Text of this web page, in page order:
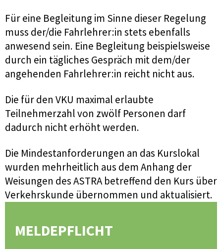
Für eine Begleitung im Sinne dieser Regelung
muss der/die Fahrlehrer:in stets ebenfalls
anwesend sein. Eine Begleitung beispielsweise
durch ein tägliches Gespräch mit dem/der
angehenden Fahrlehrer:in reicht nicht aus.
Die für den VKU maximal erlaubte
Teilnehmerzahl von zwölf Personen darf
dadurch nicht erhöht werden.
Die Mindestanforderungen an das Kurslokal
wurden mehrheitlich aus dem Anhang der
Weisungen des ASTRA betreffend den Kurs über
Verkehrskunde übernommen und aktualisiert.
MELDEPFLICHT